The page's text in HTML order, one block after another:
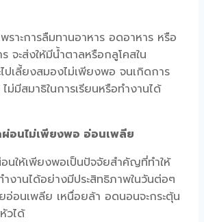
พราะการลืมทานอาหาร อดอาหาร หรือ
จะส่งให้มีน้ำตาลหรือกลูโคสใน
ปเลี้ยงสมองไม่เพียงพอ จนเกิดการ
มีสมาธิในการเรียนหรือทำงานได้
อนไม่เพียงพอ อ่อนเพลีย
นให้เพียงพอเป็นปัจจัยสำคัญที่ทำให้
งานได้อย่างมีประสิทธิภาพในวันต่อๆ
อ่อนเพลีย เหนื่อยล้า อดนอนจะกระตุ้น
วได้